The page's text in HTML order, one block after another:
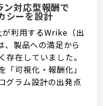
対応型報酬で
シーを設計
利用するWrike（出
、製品への満足から
存在していました。
「可視化・報酬化」
グラム設計の出発点